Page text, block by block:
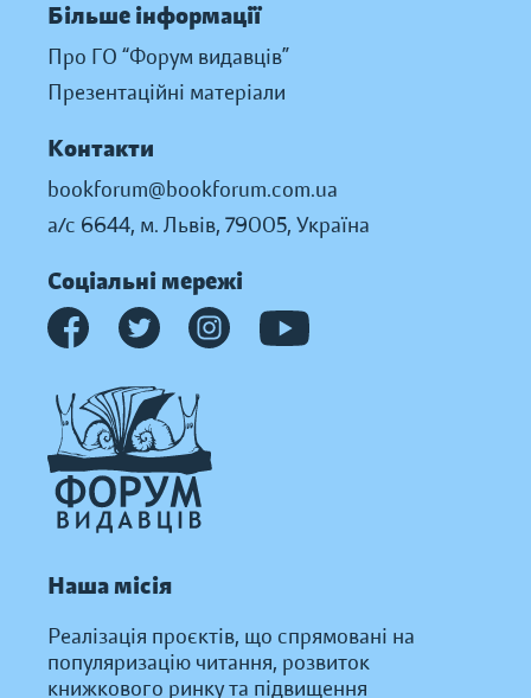
Більше інформації
Про ГО “Форум видавців”
Презентаційні матеріали
Контакти
bookforum@bookforum.com.ua
а/с 6644, м. Львів, 79005, Україна
Соціальні мережі
Наша місія
Реалізація проєктів, що спрямовані на
популяризацію читання, розвиток
книжкового ринку та підвищення